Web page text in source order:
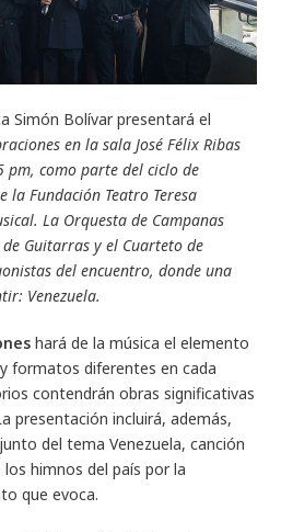
Simón Bolívar presentará el
en la sala José Félix Ribas
pm, como parte del ciclo de
la Fundación Teatro Teresa
La Orquesta de Campanas
Guitarras y el Cuarteto de
del encuentro, donde una
Venezuela.
hará de la música el elemento
formatos diferentes en cada
contendrán obras significativas
presentación incluirá, además,
del tema Venezuela, canción
himnos del país por la
que evoca.